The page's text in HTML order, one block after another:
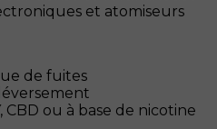
et atomiseurs
de fuites
ou à base de nicotine